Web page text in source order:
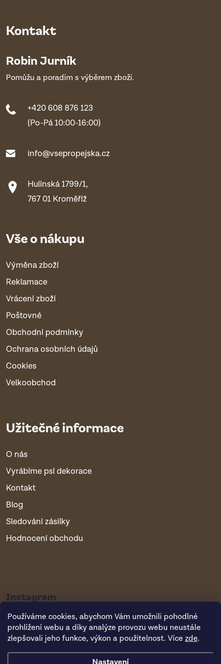
Používáme cookies, abychom Vám umožnili pohodlné
prohlížení webu a díky analýze provozu webu neustále
zlepšovali jeho funkce, výkon a použitelnost. Více zde.
Kontakt
Robin Jurník
Pomůžu a poradím s výběrem zboží.
+420 608 876 123
(Po-Pá 10:00-16:00)
info@vsepropejska.cz
Hulínská 1799/1,
767 01 Kroměříž
Vše o nákupu
Výměna zboží
Reklamace
Vrácení zboží
Poštovné
Obchodní podmínky
Ochrana osobních údajů
Cookies
Velkoobchod
Užitečné informace
O nás
Vyrábíme psí dekorace
Kontakt
Blog
Sledování zásilky
Hodnocení obchodu
Instagram